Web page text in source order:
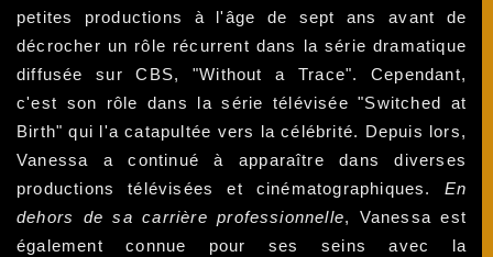
petites productions à l'âge de sept ans avant de
décrocher un rôle récurrent dans la série dramatique
diffusée sur CBS, "Without a Trace". Cependant,
c'est son rôle dans la série télévisée "Switched at
Birth" qui l'a catapultée vers la célébrité. Depuis lors,
Vanessa a continué à apparaître dans diverses
productions télévisées et cinématographiques. En
dehors de sa carrière professionnelle, Vanessa est
également connue pour ses seins avec la